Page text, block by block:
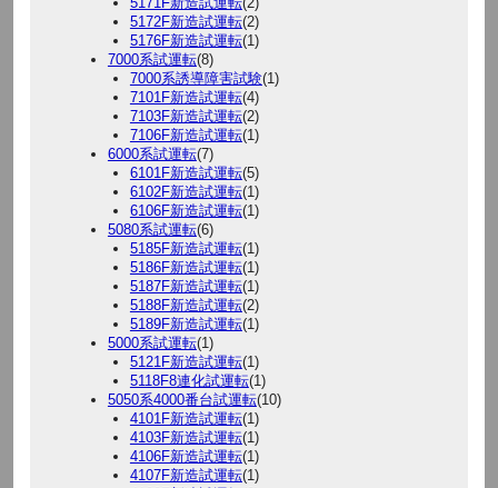
5172F新造試運転(2)
5176F新造試運転(1)
7000系試運転(8)
7000系誘導障害試験(1)
7101F新造試運転(4)
7103F新造試運転(2)
7106F新造試運転(1)
6000系試運転(7)
6101F新造試運転(5)
6102F新造試運転(1)
6106F新造試運転(1)
5080系試運転(6)
5185F新造試運転(1)
5186F新造試運転(1)
5187F新造試運転(1)
5188F新造試運転(2)
5189F新造試運転(1)
5000系試運転(1)
5121F新造試運転(1)
5118F8連化試運転(1)
5050系4000番台試運転(10)
4101F新造試運転(1)
4103F新造試運転(1)
4106F新造試運転(1)
4107F新造試運転(1)